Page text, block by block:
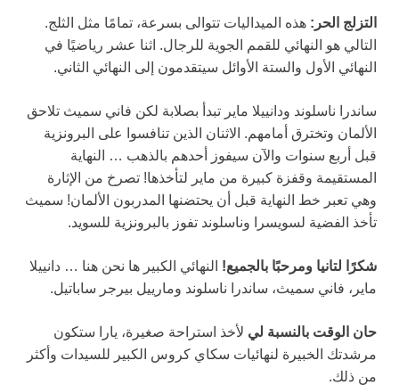
التزلج الحر: هذه الميداليات تتوالى بسرعة، تمامًا مثل الثلج.
التالي هو النهائي للقمم الجوية للرجال. اثنا عشر رياضيًا في
النهائي الأول والستة الأوائل سيتقدمون إلى النهائي الثاني.
ساندرا ناسلوند ودانييلا ماير تبدأ بصلابة لكن فاني سميث تلاحق
الألمان وتخترق أمامهم. الاثنان الذين تنافسوا على البرونزية
قبل أربع سنوات والآن سيفوز أحدهم بالذهب … النهاية
المستقيمة وقفزة كبيرة من ماير لتأخذها! تصرخ من الإثارة
وهي تعبر خط النهاية قبل أن يحتضنها المدربون الألمان! سميث
تأخذ الفضية لسويسرا وناسلوند تفوز بالبرونزية للسويد.
شكرًا لتانيا ومرحبًا بالجميع! النهائي الكبير ها نحن هنا … دانييلا
ماير، فاني سميث، ساندرا ناسلوند ومارييل بيرجر ساباتيل.
حان الوقت بالنسبة لي لأخذ استراحة صغيرة، يارا ستكون
مرشدتك الخبيرة لنهائيات سكاي كروس الكبير للسيدات وأكثر
من ذلك.